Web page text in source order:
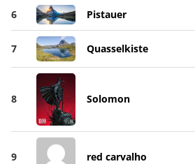
6 Pistauer
7 Quasselkiste
8 Solomon
9 red carvalho